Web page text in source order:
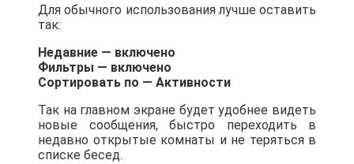
Для обычного использования лучше оставить
так:
Недавние — включено
Фильтры — включено
Сортировать по — Активности
Так на главном экране будет удобнее видеть
новые сообщения, быстро переходить в
недавно открытые комнаты и не теряться в
списке бесед.